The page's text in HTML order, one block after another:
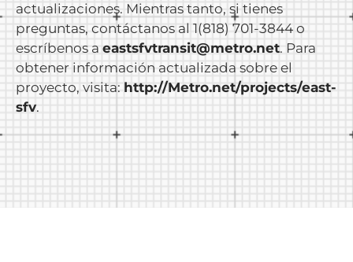
actualizaciones. Mientras tanto, si tienes
preguntas, contáctanos al 1(818) 701-3844 o
escríbenos a eastsfvtransit@metro.net. Para
obtener información actualizada sobre el
proyecto, visita: http://Metro.net/projects/east-
sfv.